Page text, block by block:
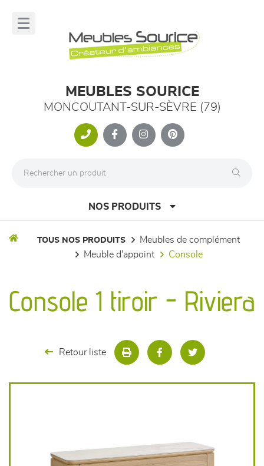
MEUBLES SOURICE
MONCOUTANT-SUR-SÈVRE (79)
NOS PRODUITS
séjours
chambres et dressing
TOUS NOS PRODUITS
meubles de complément
meuble d'appoint
console
Console 1 tiroir - Riviera
Retour liste